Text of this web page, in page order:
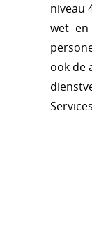
niveau
wet- en
ook de